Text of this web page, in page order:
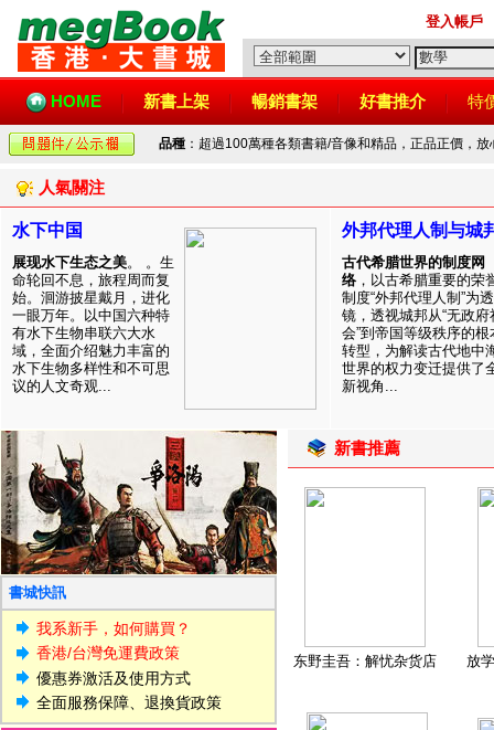
登入帳戶
HOME 新書上架 暢銷書架 好書推介 特
品種 ：超過100萬種各類書籍/音像和精品，正品正價，
人氣關注
水下中国
展现水下生态之美。 。生
命轮回不息，旅程周而复
始。洄游披星戴月，进化
一眼万年。以中国六种特
有水下生物串联六大水
域，全面介绍魅力丰富的
水下生物多样性和不可思
议的人文奇观...
外邦代理人制与城
古代希腊世界的制度网
络 ，以古希腊重要的荣
制度“外邦代理人制”为透
镜，透视城邦从“无政府
会”到帝国等级秩序的根
转型，为解读古代地中
世界的权力变迁提供了
新视角...
書城快訊
我系新手，如何購買？
香港/台灣免運費政策
優惠券激活及使用方式
全面服務保障、退換貨政策
新書推薦
东野圭吾：解忧杂货店 放